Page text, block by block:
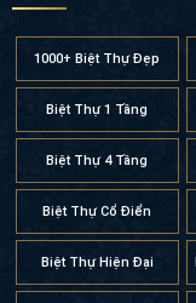
1000+ Biệt Thự Đẹp
Biệt Thự 1 Tầng
Biệt Thự 4 Tầng
Biệt Thự Cổ Điển
Biệt Thự Hiện Đại